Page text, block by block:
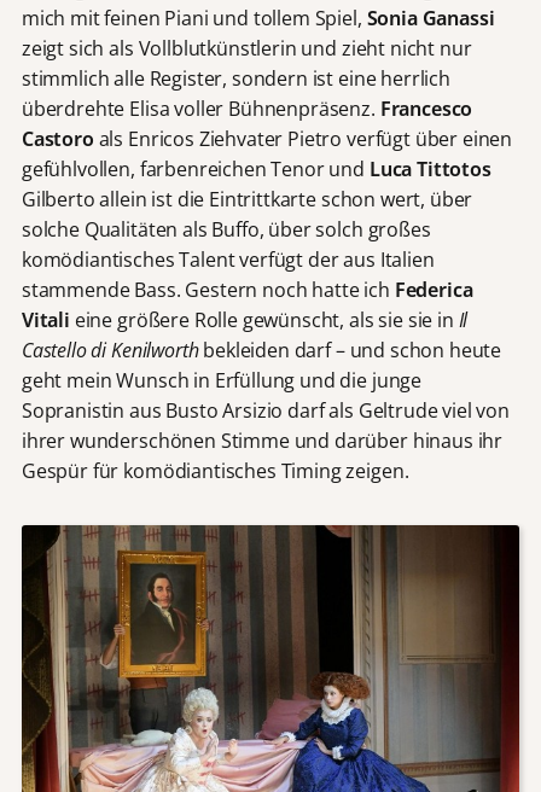
mich mit feinen Piani und tollem Spiel, Sonia Ganassi
zeigt sich als Vollblutkünstlerin und zieht nicht nur
stimmlich alle Register, sondern ist eine herrlich
überdrehte Elisa voller Bühnenpräsenz. Francesco
Castoro als Enricos Ziehvater Pietro verfügt über einen
gefühlvollen, farbenreichen Tenor und Luca Tittotos
Gilberto allein ist die Eintrittkarte schon wert, über
solche Qualitäten als Buffo, über solch großes
komödiantisches Talent verfügt der aus Italien
stammende Bass. Gestern noch hatte ich Federica
Vitali eine größere Rolle gewünscht, als sie sie in Il
Castello di Kenilworthbekleiden darf – und schon heute
geht mein Wunsch in Erfüllung und die junge
Sopranistin aus Busto Arsizio darf als Geltrude viel von
ihrer wunderschönen Stimme und darüber hinaus ihr
Gespür für komödiantisches Timing zeigen.